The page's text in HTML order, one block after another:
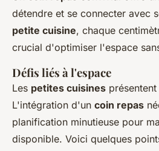
détendre et se connecter avec
petite cuisine, chaque
crucial d'optimiser l'espace
Défis liés à l'espace
Les petites cuisines
L'intégration d'un coin repas
planification minutieuse pour
disponible. Voici quelques